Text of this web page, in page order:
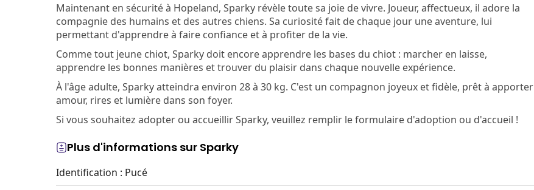
Maintenant en sécurité à Hopeland, Sparky révèle toute sa joie de vivre. Joueur, affectueux, il adore la
compagnie des humains et des autres chiens. Sa curiosité fait de chaque jour une aventure, lui
permettant d'apprendre à faire confiance et à profiter de la vie.
Comme tout jeune chiot, Sparky doit encore apprendre les bases du chiot : marcher en laisse,
apprendre les bonnes manières et trouver du plaisir dans chaque nouvelle expérience.
À l'âge adulte, Sparky atteindra environ 28 à 30 kg. C'est un compagnon joyeux et fidèle, prêt à apporter
amour, rires et lumière dans son foyer.
Si vous souhaitez adopter ou accueillir Sparky, veuillez remplir le formulaire d'adoption ou d'accueil !
Plus d'informations sur Sparky
Identification : Pucé